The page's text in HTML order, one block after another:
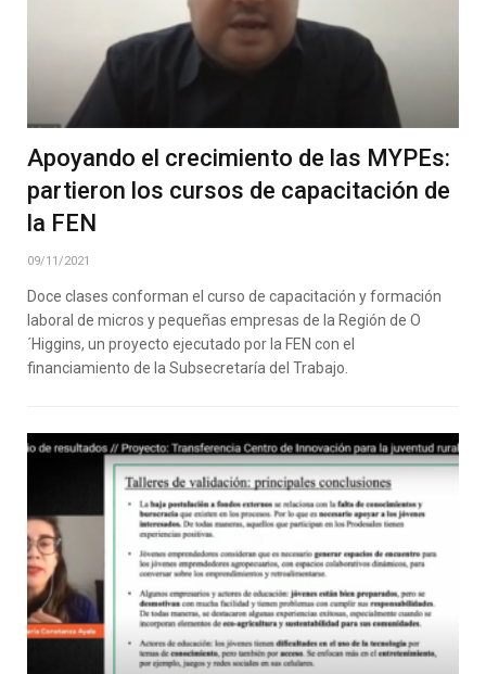
Apoyando el crecimiento de las MYPEs:
partieron los cursos de capacitación de
la FEN
09/11/2021
Doce clases conforman el curso de capacitación y formación
laboral de micros y pequeñas empresas de la Región de O
´Higgins, un proyecto ejecutado por la FEN con el
financiamiento de la Subsecretaría del Trabajo.